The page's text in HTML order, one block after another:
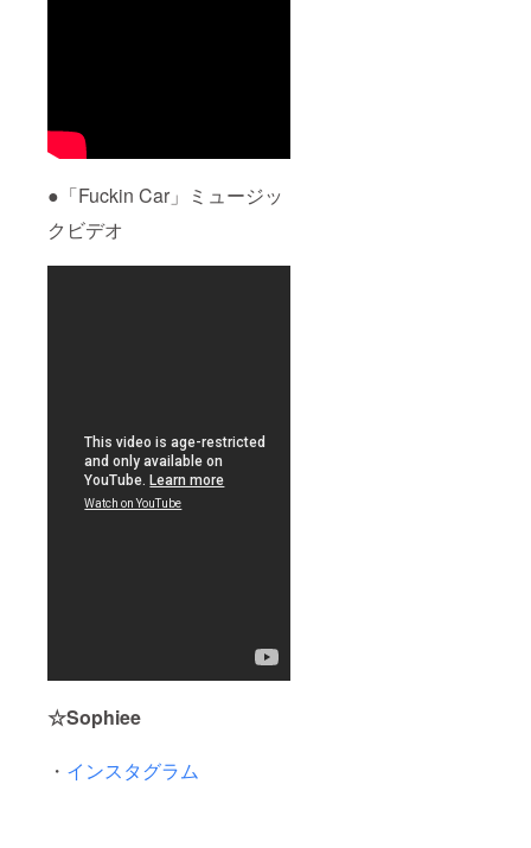
●「Fuckin Car」ミュージッ
クビデオ
☆Sophiee
・ インスタグラム